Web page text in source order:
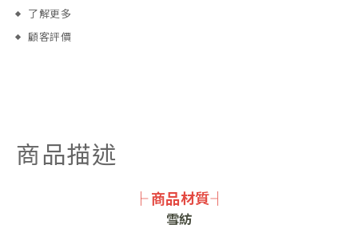
了解更多
顧客評價
商品描述
├ 商品材質┤
雪紡